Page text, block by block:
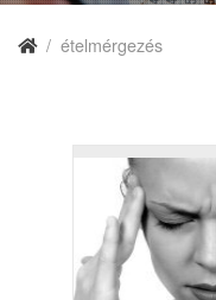
/ ételmérgezés